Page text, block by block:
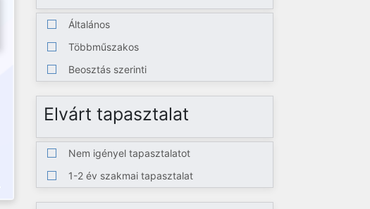
Általános
Többműszakos
Beosztás szerinti
Elvárt tapasztalat
Nem igényel tapasztalatot
1-2 év szakmai tapasztalat